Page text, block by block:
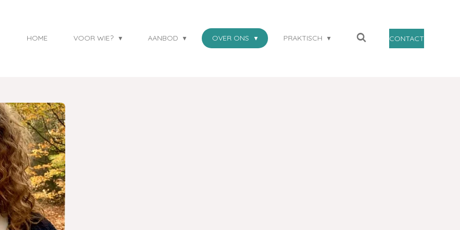
HOME VOOR WIE? AANBOD OVER ONS PRAKTISCH CONTACT